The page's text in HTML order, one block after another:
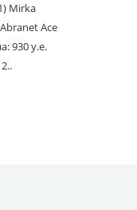
Mirka
Ace
930 у.е.